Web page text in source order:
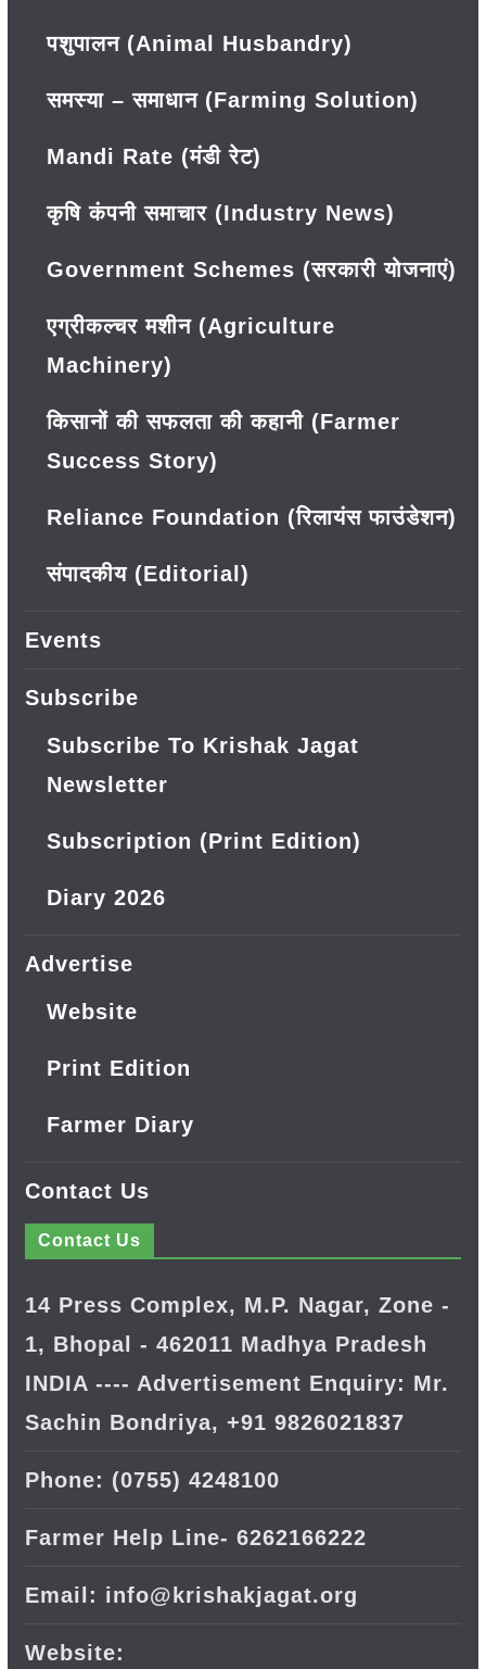
पशुपालन (Animal Husbandry)
समस्या – समाधान (Farming Solution)
Mandi Rate (मंडी रेट)
कृषि कंपनी समाचार (Industry News)
Government Schemes (सरकारी योजनाएं)
एग्रीकल्चर मशीन (Agriculture
Machinery)
किसानों की सफलता की कहानी (Farmer
Success Story)
Reliance Foundation (रिलायंस फाउंडेशन)
संपादकीय (Editorial)
Events
Subscribe
Subscribe To Krishak Jagat
Newsletter
Subscription (Print Edition)
Diary 2026
Advertise
Website
Print Edition
Farmer Diary
Contact Us
Contact Us
14 Press Complex, M.P. Nagar, Zone -
1, Bhopal - 462011 Madhya Pradesh
INDIA ---- Advertisement Enquiry: Mr.
Sachin Bondriya, +91 9826021837
Phone: (0755) 4248100
Farmer Help Line- 6262166222
Email: info@krishakjagat.org
Website: